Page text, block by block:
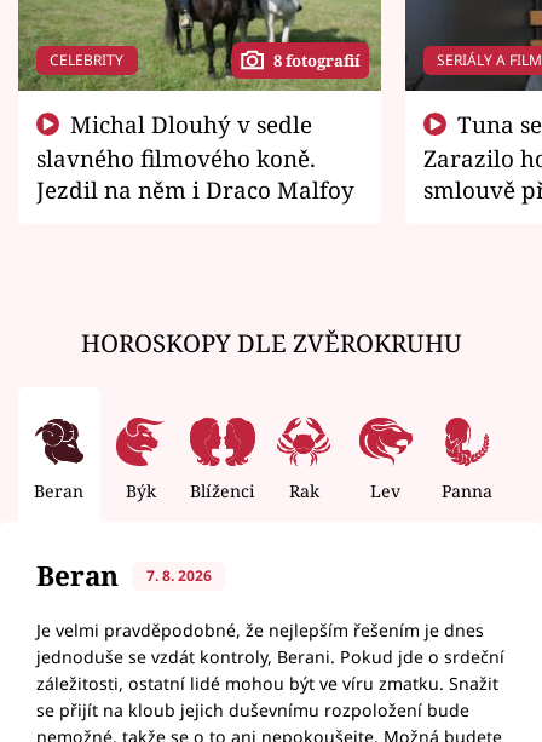
CELEBRITY 8 fotografií
slavného filmového koně.
Jezdil na něm i Draco Malfoy
SERIÁLY A
Zarazilo
smlouvě
HOROSKOPY DLE ZVĚROKRUHU
Beran Býk Blíženci Rak Lev Panna
Beran 7. 8. 2026
Je velmi pravděpodobné, že nejlepším řešením je dnes
jednoduše se vzdát kontroly, Berani. Pokud jde o srdeční
záležitosti, ostatní lidé mohou být ve víru zmatku. Snažit
se přijít na kloub jejich duševnímu rozpoložení bude
nemožné, takže se o to ani nepokoušejte. Možná budete